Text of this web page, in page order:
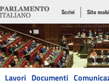
Scrivi Sito
Lavori Documenti